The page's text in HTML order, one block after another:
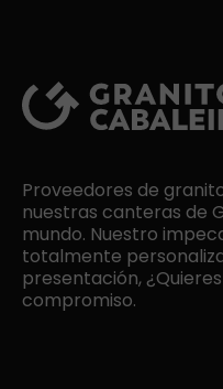
Proveedores de
nuestras canteras de
mundo. Nuestro
totalmente
presentación,
compromiso.